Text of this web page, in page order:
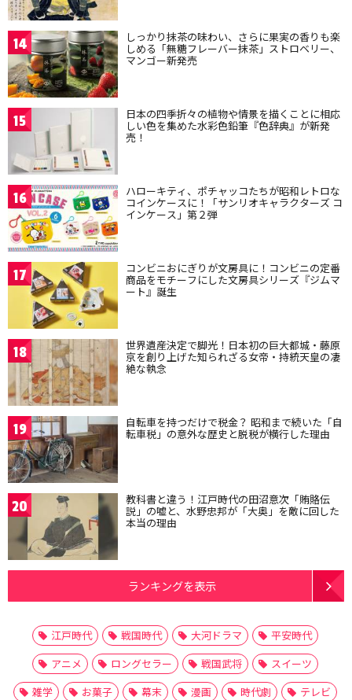
14 しっかり抹茶の味わい、さらに果実の香りも楽
しめる「無糖フレーバー抹茶」ストロベリー、
マンゴー新発売
15 日本の四季折々の植物や情景を描くことに相応
しい色を集めた水彩色鉛筆『色辞典』が新発
売！
16 ハローキティ、ポチャッコたちが昭和レトロな
コインケースに！「サンリオキャラクターズ コ
インケース」第２弾
17 コンビニおにぎりが文房具に！コンビニの定番
商品をモチーフにした文房具シリーズ『ジムマ
ート』誕生
18 世界遺産決定で脚光！日本初の巨大都城・藤原
京を創り上げた知られざる女帝・持統天皇の凄
絶な執念
19 自転車を持つだけで税金？ 昭和まで続いた「自
転車税」の意外な歴史と脱税が横行した理由
20 教科書と違う！江戸時代の田沼意次「賄賂伝
説」の嘘と、水野忠邦が「大奥」を敵に回した
本当の理由
ランキングを表示
江戸時代 戦国時代 大河ドラマ
平安時代
アニメ
ロングセラー 戦国武将
スイーツ
雑学
お菓子 幕末 漫画 時代劇
テレビ